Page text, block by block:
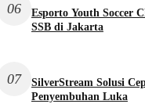
06
Esporto Youth Soccer
SSB di Jakarta
07
SilverStream Solusi
Penyembuhan Luka